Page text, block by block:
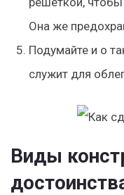
Она же
Подумайте и о
служит для
Виды